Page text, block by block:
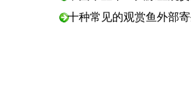
十种常见的观赏鱼外部